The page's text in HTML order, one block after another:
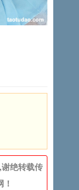
谢绝转载传